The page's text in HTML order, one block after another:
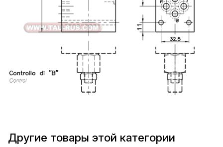
Другие товары этой категории